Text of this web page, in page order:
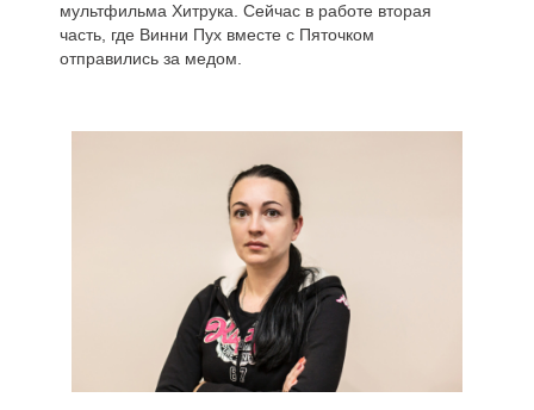
мультфильма Хитрука. Сейчас в работе вторая
часть, где Винни Пух вместе с Пяточком
отправились за медом.